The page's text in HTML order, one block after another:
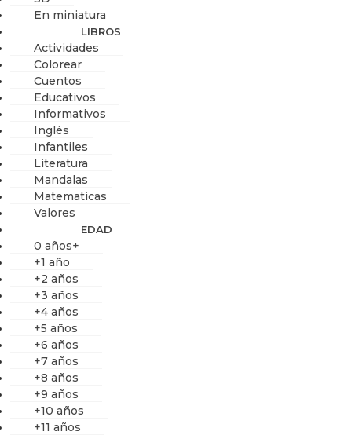
En miniatura
LIBROS
Actividades
Colorear
Cuentos
Educativos
Informativos
Inglés
Infantiles
Literatura
Mandalas
Matematicas
Valores
EDAD
0 años+
+1 año
+2 años
+3 años
+4 años
+5 años
+6 años
+7 años
+8 años
+9 años
+10 años
+11 años